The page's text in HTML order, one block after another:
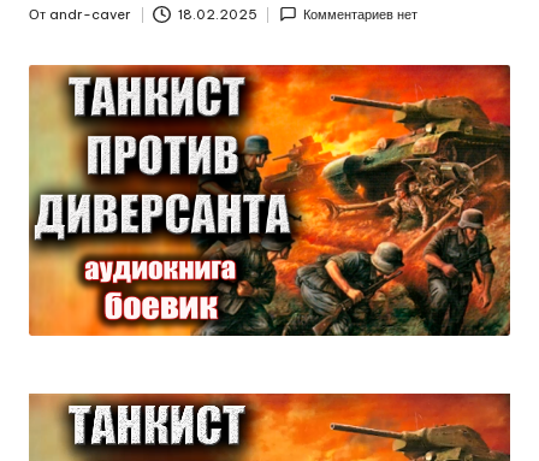
От andr-caver 18.02.2025 Комментариев нет